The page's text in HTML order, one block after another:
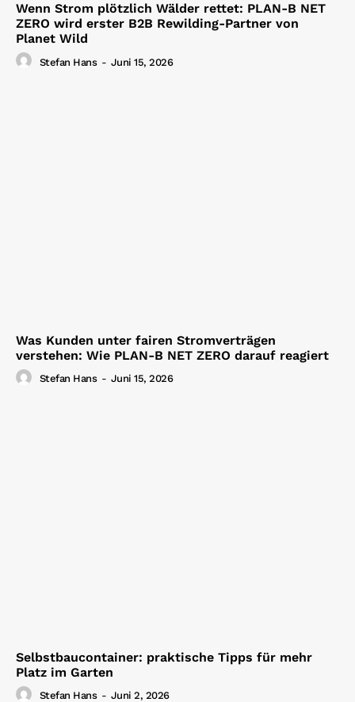
Wenn Strom plötzlich Wälder rettet: PLAN-B NET
ZERO wird erster B2B Rewilding-Partner von
Planet Wild
Stefan Hans - Juni 15, 2026
Was Kunden unter fairen Stromverträgen
verstehen: Wie PLAN-B NET ZERO darauf reagiert
Stefan Hans - Juni 15, 2026
Selbstbaucontainer: praktische Tipps für mehr
Platz im Garten
Stefan Hans - Juni 2, 2026